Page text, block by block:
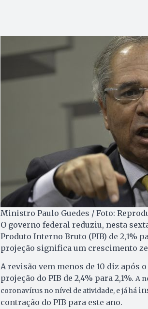
Ministro Paulo Guedes / Foto:
O governo federal reduziu, nesta
Produto Interno Bruto (PIB) de 2,1%
projeção significa um crescimento
A revisão vem menos de 10 diz
projeção do PIB de 2,4% para 2,1%. A
coronavírus no nível de atividade, e já há
contração do PIB para este ano.